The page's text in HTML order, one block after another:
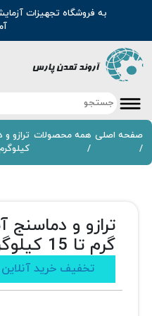
به فروشگاه تجهیزات
صفحه اصلی
تخفیف خرید آنلاین
موادشیمیایی
رنگ
اسانس
مطالب
سوالات متداول
درباره ما
صفحه اصلی
/
همه محصولات
/
گرم تا 15 کیلوگرم
تخفیف خرید آنلاین